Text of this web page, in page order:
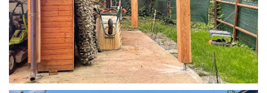
STRUTTURA IN LARICE U/F CON INCASTRI